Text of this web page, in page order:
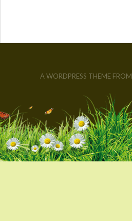
A WORDPRESS THEME FROM